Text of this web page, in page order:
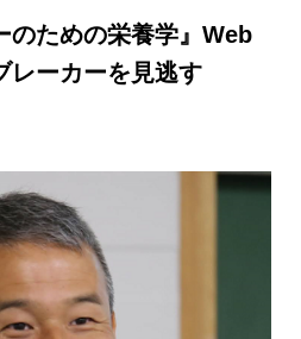
のための栄養学』Web
ーカーを見逃す